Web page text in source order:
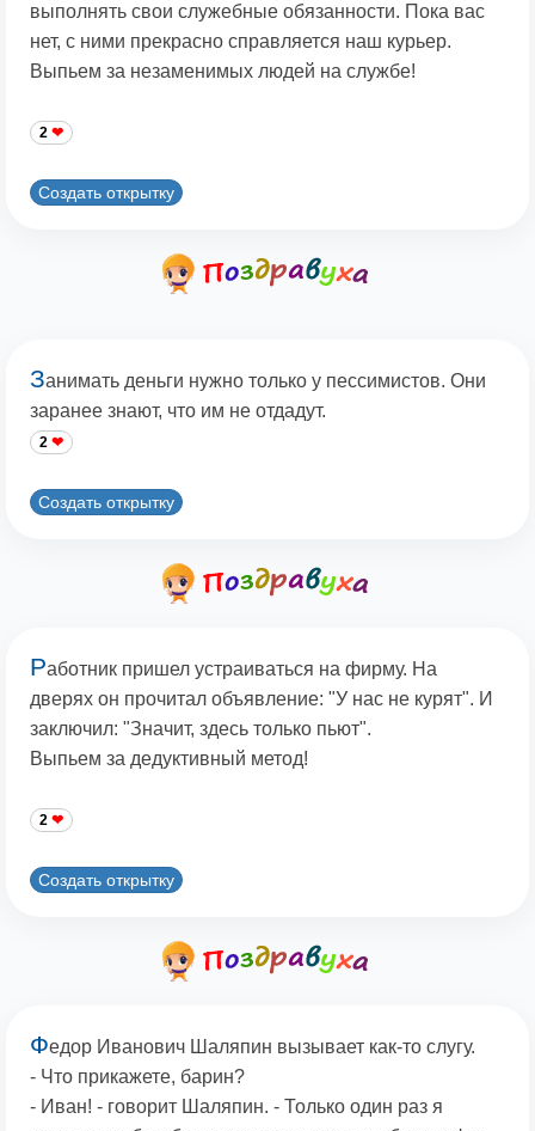
выполнять свои служебные обязанности. Пока вас
нет, с ними прекрасно справляется наш курьер.
Выпьем за незаменимых людей на службе!
2
Создать открытку
Занимать деньги нужно только у пессимистов. Они
заранее знают, что им не отдадут.
2
Создать открытку
Работник пришел устраиваться на фирму. На
дверях он прочитал объявление: "У нас не курят". И
заключил: "Значит, здесь только пьют".
Выпьем за дедуктивный метод!
2
Создать открытку
Федор Иванович Шаляпин вызывает как-то слугу.
- Что прикажете, барин?
- Иван! - говорит Шаляпин. - Только один раз я